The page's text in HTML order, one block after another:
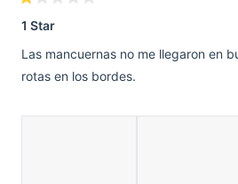
Calificado
1
de
5
estrellas
1 Star
Las mancuernas no me llegaron en
rotas en los bordes.